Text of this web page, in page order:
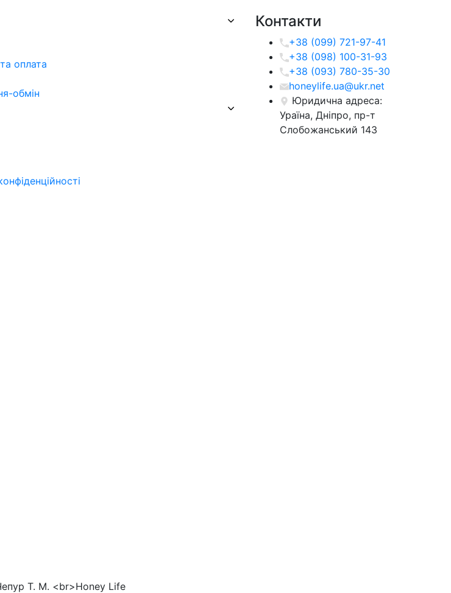
оплата
обмін
Контакти
+38 (099) 721-97-41
+38 (098) 100-31-93
+38 (093) 780-35-30
honeylife.ua@ukr.net
Юридична адреса:
Ураїна, Дніпро, пр-т
Слобожанський 143
Т. М. <br>Honey Life